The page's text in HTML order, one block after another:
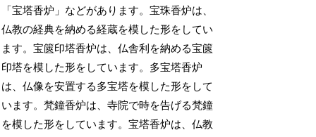
「宝塔香炉」などがあります。宝珠香炉は、
仏教の経典を納める経蔵を模した形をしてい
ます。宝篋印塔香炉は、仏舎利を納める宝篋
印塔を模した形をしています。多宝塔香炉
は、仏像を安置する多宝塔を模した形をして
います。梵鐘香炉は、寺院で時を告げる梵鐘
を模した形をしています。宝塔香炉は、仏教